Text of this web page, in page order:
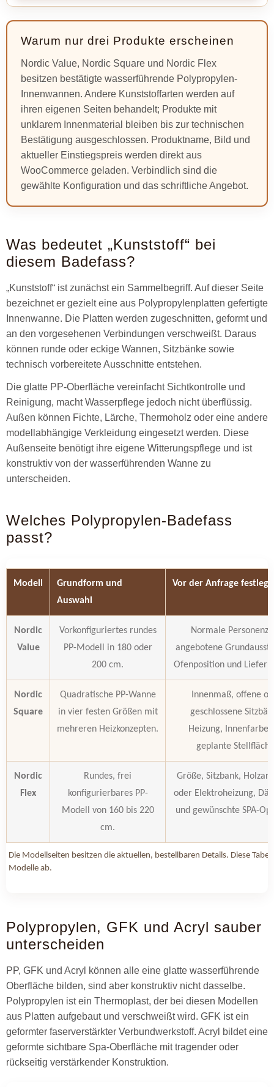
Warum nur drei Produkte erscheinen
Nordic Value, Nordic Square und Nordic Flex
besitzen bestätigte wasserführende Polypropylen-
Innenwannen. Andere Kunststoffarten werden auf
ihren eigenen Seiten behandelt; Produkte mit
unklarem Innenmaterial bleiben bis zur technischen
Bestätigung ausgeschlossen. Produktname, Bild und
aktueller Einstiegspreis werden direkt aus
WooCommerce geladen. Verbindlich sind die
gewählte Konfiguration und das schriftliche Angebot.
Was bedeutet „Kunststoff“ bei
diesem Badefass?
„Kunststoff“ ist zunächst ein Sammelbegriff. Auf dieser Seite
bezeichnet er gezielt eine aus Polypropylenplatten gefertigte
Innenwanne. Die Platten werden zugeschnitten, geformt und
an den vorgesehenen Verbindungen verschweißt. Daraus
können runde oder eckige Wannen, Sitzbänke sowie
technisch vorbereitete Ausschnitte entstehen.
Die glatte PP-Oberfläche vereinfacht Sichtkontrolle und
Reinigung, macht Wasserpflege jedoch nicht überflüssig.
Außen können Fichte, Lärche, Thermoholz oder eine andere
modellabhängige Verkleidung eingesetzt werden. Diese
Außenseite benötigt ihre eigene Witterungspflege und ist
konstruktiv von der wasserführenden Wanne zu
unterscheiden.
Welches Polypropylen-Badefass
passt?
Modell
Grundform und
Auswahl
Vor der Anfrage
Nordic
Value
Vorkonfiguriertes rundes
PP-Modell in 180 oder
200 cm.
Normale
angebotene
Ofenposition und
Nordic
Square
Quadratische PP-Wanne
in vier festen Größen mit
mehreren Heizkonzepten.
Innenmaß, offene
geschlossene
Heizung, Innenfarbe
geplante
Nordic
Flex
Rundes, frei
konfigurierbares PP-
Modell von 160 bis 220
cm.
Größe, Sitzbank,
oder Elektroheizung,
und gewünschte SPA-
Die Modellseiten besitzen die aktuellen, bestellbaren Details. Diese
Modelle ab.
Polypropylen, GFK und Acryl sauber
unterscheiden
PP, GFK und Acryl können alle eine glatte wasserführende
Oberfläche bilden, sind aber konstruktiv nicht dasselbe.
Polypropylen ist ein Thermoplast, der bei diesen Modellen
aus Platten aufgebaut und verschweißt wird. GFK ist ein
geformter faserverstärkter Verbundwerkstoff. Acryl bildet eine
geformte sichtbare Spa-Oberfläche mit tragender oder
rückseitig verstärkender Konstruktion.